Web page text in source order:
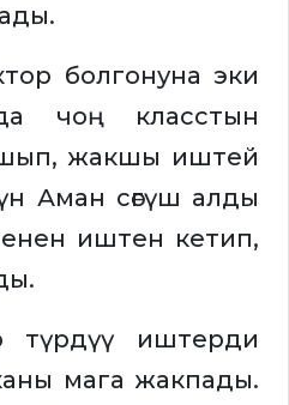
болгонуна эки
чоң класстын
жакшы иштей
Аман сөгүш алды
иштен кетип,
иштерди
мага жакпады.